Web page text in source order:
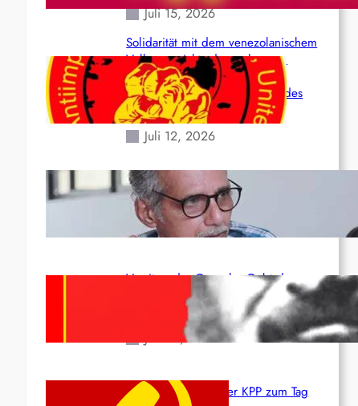
Juli 15, 2026
Solidarität mit dem venezolanischem
Volk angesichts der verlorenen
Leben und der katastrophalen
Situation durch die Erdbeben des
24. Juni!
Juli 12, 2026
Indien: „Die Politik der Kapitulation“
von K. Murali (Ajith)
Juli 1, 2026
Vorsitzender Gonzalo: Gebt das
Leben für die Partei und die
Revolution!
Juni 19, 2026
Beschluss des ZK der KPP zum Tag